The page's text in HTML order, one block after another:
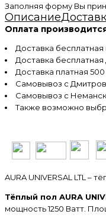
Заполняя форму Вы
Описание
Оплата
Доставка
Доставка
Доставка платная
Самовывоз с
Самовывоз с
Также возможно
AURA UNIVERSAL LTL
Тёплый пол AURA
мощность 1250 Ватт.